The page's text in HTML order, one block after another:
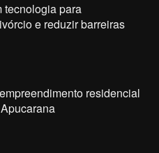
tecnologia para
e reduzir barreiras
residencial